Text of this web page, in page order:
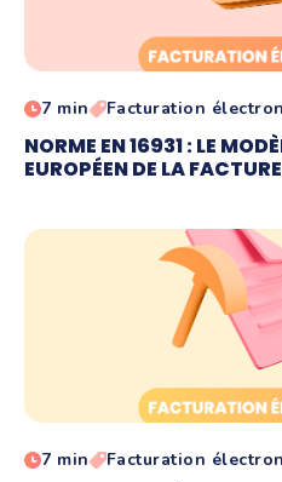
7 min Facturation
NORME EN 16931 : LE
EUROPÉEN DE LA
7 min Facturation